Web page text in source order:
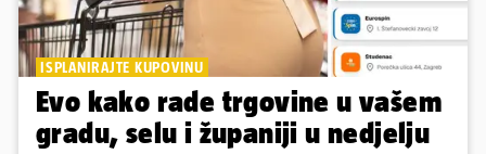
ISPLANIRAJTE KUPOVINU
Evo kako rade trgovine u vašem
gradu, selu i županiji u nedjelju